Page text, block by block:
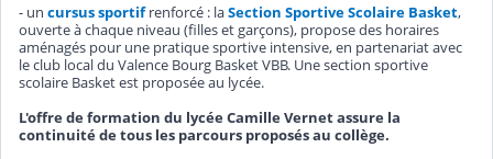
- un cursus sportifrenforcé : laSection Sportive Scolaire Basket,
ouverte à chaque niveau (filles et garçons), propose des horaires
aménagés pour une pratique sportive intensive, en partenariat avec
le club local du Valence Bourg Basket VBB. Une section sportive
scolaire Basket est proposée au lycée.
L'offre de formation du lycée Camille Vernet assure la
continuité de tous les parcours proposés au collège.